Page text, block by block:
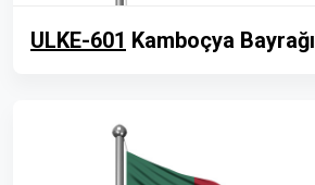
ULKE-601 Kamboçya Bayrağı